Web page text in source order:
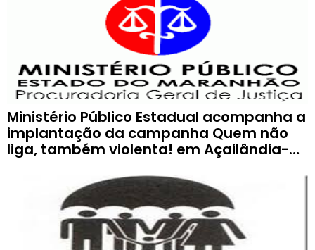
Ministério Público Estadual acompanha a
implantação da campanha Quem não
liga, também violenta! em Açailândia-